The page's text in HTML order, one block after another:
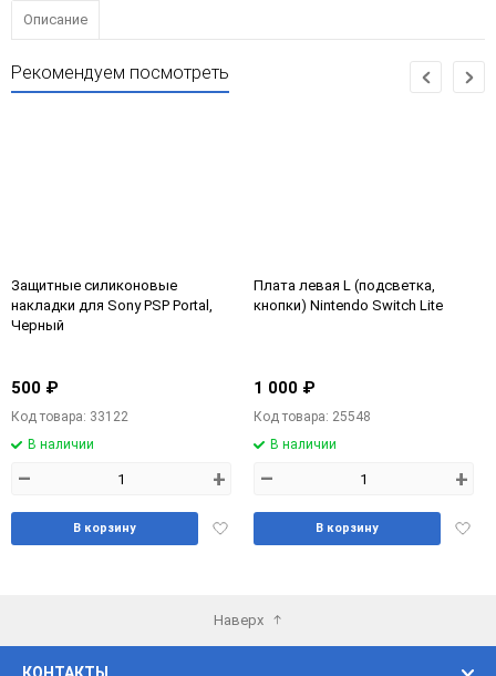
Описание
Рекомендуем посмотреть
Защитные силиконовые
накладки для Sony PSP Portal,
Черный
500 ₽
Код товара: 33122
В наличии
– +
Добавить
В корзину
Плата левая L (подсветка,
кнопки) Nintendo Switch Lite
1 000 ₽
Код товара: 25548
В наличии
– +
В корзину
Наверх